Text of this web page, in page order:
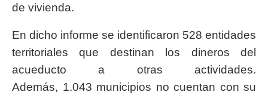
de vivienda.
En dicho informe se identificaron 528 entidades
territoriales que destinan los dineros del
acueducto a otras actividades.
Además, 1.043 municipios no cuentan con su